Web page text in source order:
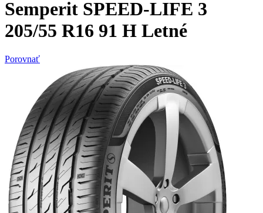
Semperit SPEED-LIFE 3
205/55 R16 91 H Letné
Porovnať